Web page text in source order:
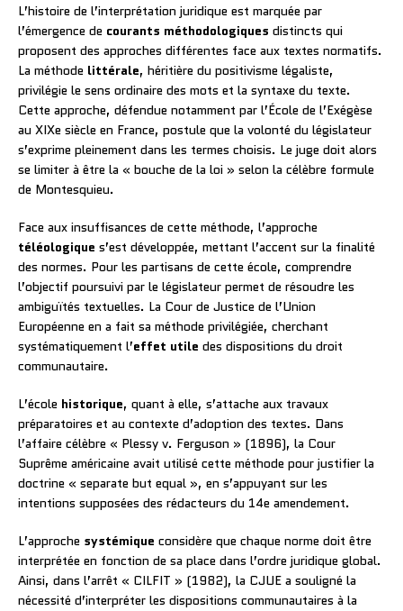
L’histoire de l’interprétation juridique est marquée par
l’émergence de courants méthodologiques distincts qui
proposent des approches différentes face aux textes normatifs.
La méthode littérale, héritière du positivisme légaliste,
privilégie le sens ordinaire des mots et la syntaxe du texte.
Cette approche, défendue notamment par l’École de l’Exégèse
au XIXe siècle en France, postule que la volonté du législateur
s’exprime pleinement dans les termes choisis. Le juge doit alors
se limiter à être la « bouche de la loi » selon la célèbre formule
de Montesquieu.
Face aux insuffisances de cette méthode, l’approche
téléologique s’est développée, mettant l’accent sur la finalité
des normes. Pour les partisans de cette école, comprendre
l’objectif poursuivi par le législateur permet de résoudre les
ambiguïtés textuelles. La Cour de Justice de l’Union
Européenne en a fait sa méthode privilégiée, cherchant
systématiquement l’effet utile des dispositions du droit
communautaire.
L’école historique, quant à elle, s’attache aux travaux
préparatoires et au contexte d’adoption des textes. Dans
l’affaire célèbre « Plessy v. Ferguson » (1896), la Cour
Suprême américaine avait utilisé cette méthode pour justifier la
doctrine « separate but equal », en s’appuyant sur les
intentions supposées des rédacteurs du 14e amendement.
L’approche systémique considère que chaque norme doit être
interprétée en fonction de sa place dans l’ordre juridique global.
Ainsi, dans l’arrêt « CILFIT » (1982), la CJUE a souligné la
nécessité d’interpréter les dispositions communautaires à la